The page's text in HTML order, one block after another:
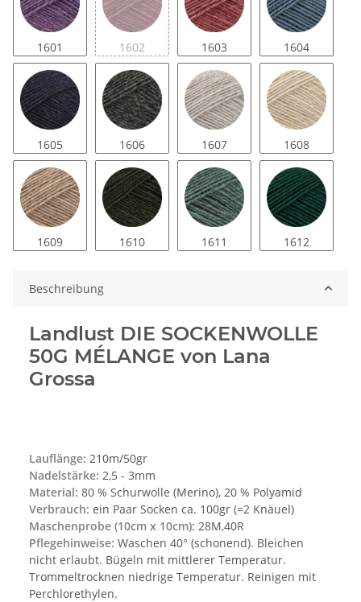
1601 1602 1603 1604
1605 1606 1607 1608
1609 1610 1611 1612
Beschreibung
Landlust DIE SOCKENWOLLE
50G MÉLANGE von Lana
Grossa
Lauflänge: 210m/50gr
Nadelstärke: 2,5 - 3mm
Material: 80 % Schurwolle (Merino), 20 % Polyamid
Verbrauch: ein Paar Socken ca. 100gr (=2 Knäuel)
Maschenprobe (10cm x 10cm): 28M,40R
Pflegehinweise: Waschen 40° (schonend). Bleichen
nicht erlaubt. Bügeln mit mittlerer Temperatur.
Trommeltrocknen niedrige Temperatur. Reinigen mit
Perchlorethylen.